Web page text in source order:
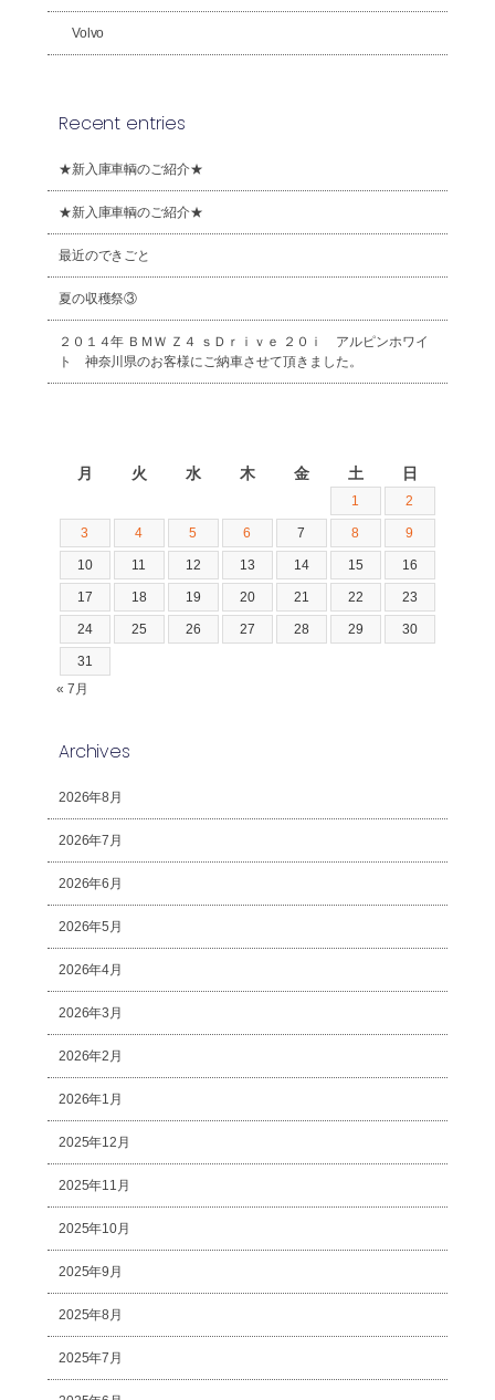
Volvo
Recent entries
★新入庫車輌のご紹介★
★新入庫車輌のご紹介★
最近のできごと
夏の収穫祭③
２０１４年 ＢＭＷ Ｚ４ ｓＤｒｉｖｅ ２０ｉ アルピンホワイ
ト 神奈川県のお客様にご納車させて頂きました。
月 火 水 木 金 土 日
1 2
3 4 5 6 7 8 9
10 11 12 13 14 15 16
17 18 19 20 21 22 23
24 25 26 27 28 29 30
31
« 7月
Archives
2026年8月
2026年7月
2026年6月
2026年5月
2026年4月
2026年3月
2026年2月
2026年1月
2025年12月
2025年11月
2025年10月
2025年9月
2025年8月
2025年7月